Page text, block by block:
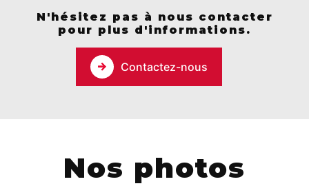
N'hésitez pas à nous contacter
pour plus d'informations.
Contactez-nous
Nos photos